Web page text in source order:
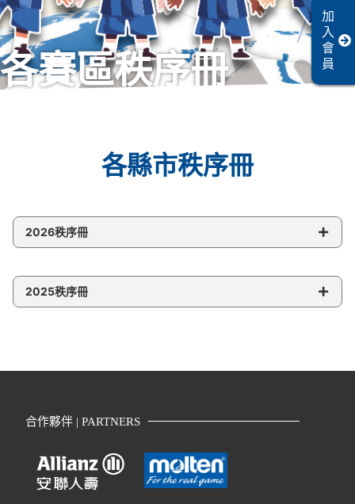
加
入
會
員
各賽區秩序冊
各縣市秩序冊
2026秩序冊
2025秩序冊
合作夥伴 | PARTNERS